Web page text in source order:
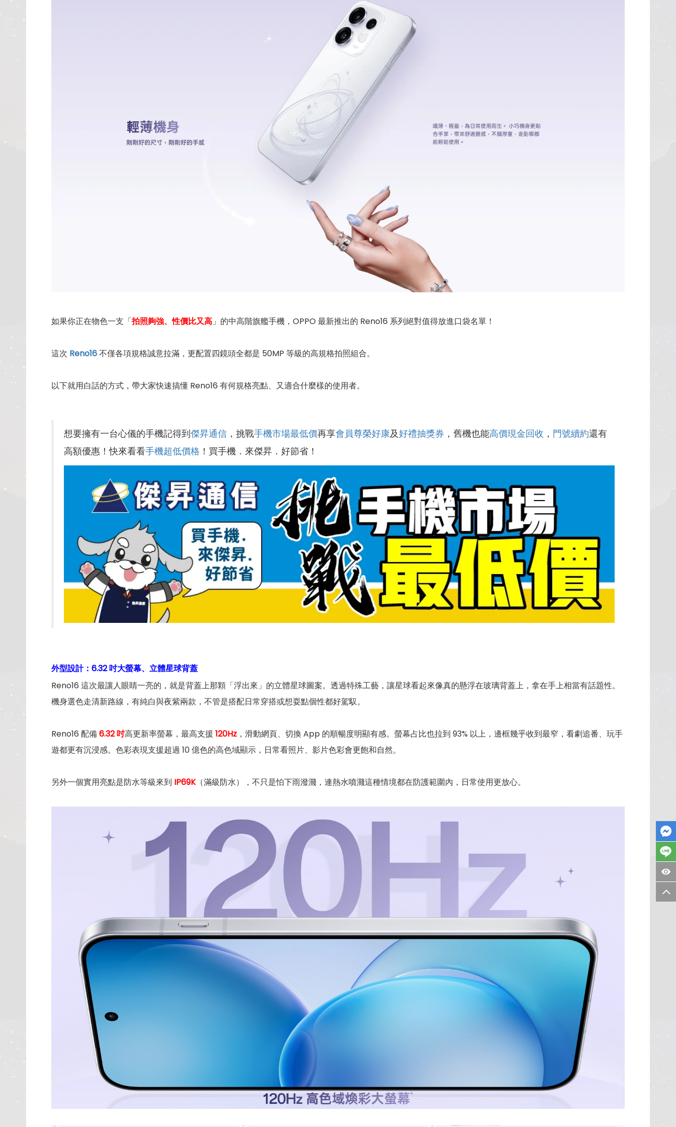
如果你正在物色一支「拍照夠強、性價比又高 」的中高階旗艦手機，OPPO 最新推出的 Reno16 系列絕對值得放進口袋名單！
這次 Reno16不僅各項規格誠意拉滿，更配置四鏡頭全都是 50MP 等級的高規格拍照組合。
以下就用白話的方式，帶大家快速搞懂 Reno16 有何規格亮點、又適合什麼樣的使用者。
想要擁有一台心儀的手機記得到傑昇通信 ，挑戰手機市場最低價再享會員尊榮好康及好禮抽獎券 ，舊機也能高價現金回收 ， 門號續約還有
高額優惠！快來看看手機超低價格 ！買手機．來傑昇．好節省！
外型設計：6.32 吋大螢幕、立體星球背蓋
Reno16 這次最讓人眼睛一亮的，就是背蓋上那顆「浮出來」的立體星球圖案。透過特殊工藝，讓星球看起來像真的懸浮在玻璃背蓋上，拿在手上相當有話題性。
機身選色走清新路線，有純白與夜紫兩款，不管是搭配日常穿搭或想耍點個性都好駕馭。
Reno16 配備6.32 吋高更新率螢幕，最高支援 120Hz ，滑動網頁、切換 App 的順暢度明顯有感。螢幕占比也拉到 93% 以上，邊框幾乎收到最窄，看劇追番、玩手
遊都更有沉浸感。色彩表現支援超過 10 億色的高色域顯示，日常看照片、影片色彩會更飽和自然。
另外一個實用亮點是防水等級來到 IP69K（滿級防水），不只是怕下雨潑濺，連熱水噴濺這種情境都在防護範圍內，日常使用更放心。